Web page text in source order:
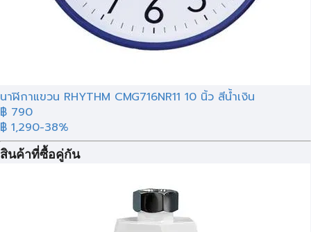
นาฬิกาแขวน RHYTHM CMG716NR11 10 นิ้ว สีน้ำเงิน
฿ 790
฿ 1,290-38%
สินค้าที่ซื้อคู่กัน